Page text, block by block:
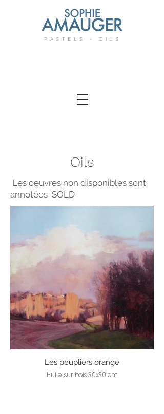
PASTELS - OILS
Oils
Les oeuvres non disponibles sont
annotées SOLD
Les peupliers orange
Huile, sur bois 30x30 cm